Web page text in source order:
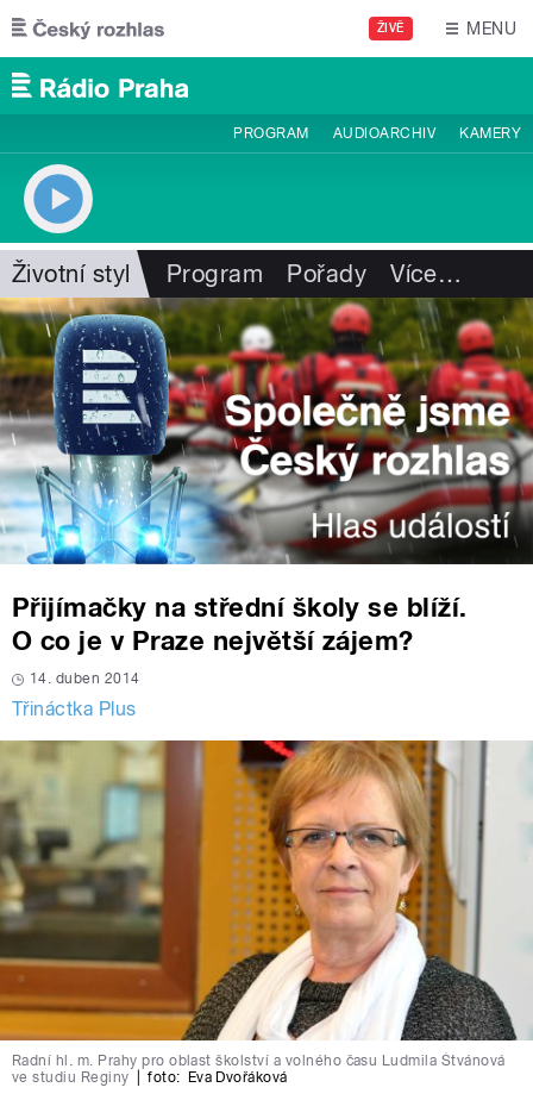
Přejít k hlavnímu obsahu
ŽIVĚ MENU
PROGRAM AUDIOARCHIV KAMERY
Životní styl Program Pořady Více…
Přijímačky na střední školy se blíží.
O co je v Praze největší zájem?
14. duben 2014
Třináctka Plus
Radní hl. m. Prahy pro oblast školství a volného času Ludmila Štvánová
ve studiu Reginy
foto: Eva Dvořáková